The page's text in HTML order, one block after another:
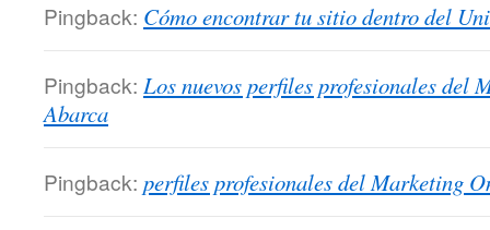
Pingback: Cómo encontrar tu sitio dentro del
Pingback: Los nuevos perfiles profesionales del
Abarca
Pingback: perfiles profesionales del Marketing